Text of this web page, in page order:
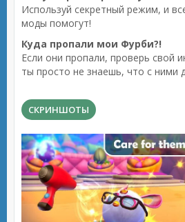
Используй секретный режим, и
моды помогут!
Куда пропали мои Фурби?!
Если они пропали, проверь свой
ты просто не знаешь, что с ними
СКРИНШОТЫ